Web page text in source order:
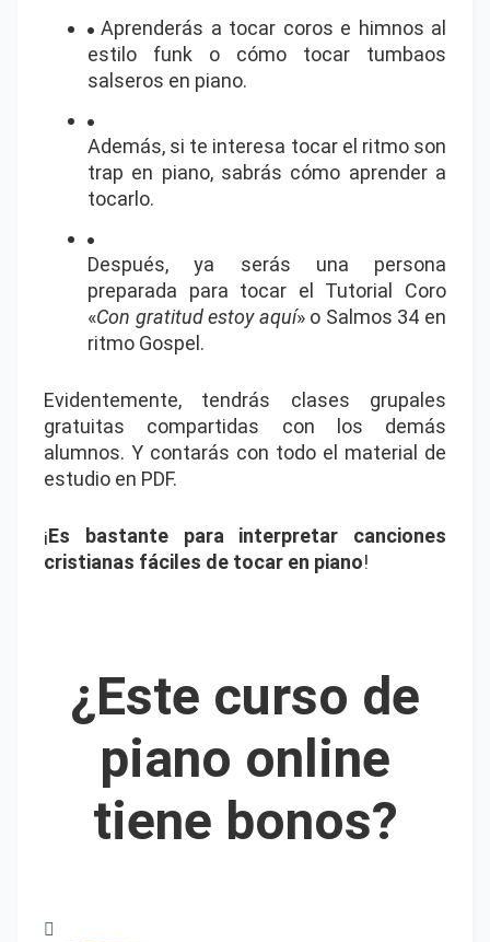
Aprenderás a tocar coros e himnos al
estilo funk o cómo tocar tumbaos
salseros en piano.
Además, si te interesa tocar el ritmo son
trap en piano, sabrás cómo aprender a
tocarlo.
Después, ya serás una persona
preparada para tocar el Tutorial Coro
«Con gratitud estoy aquí» o Salmos 34 en
ritmo Gospel.
Evidentemente, tendrás clases grupales
gratuitas compartidas con los demás
alumnos. Y contarás con todo el material de
estudio en PDF.
¡Es bastante para interpretar canciones
cristianas fáciles de tocar en piano!
¿Este curso de
piano online
tiene bonos?
